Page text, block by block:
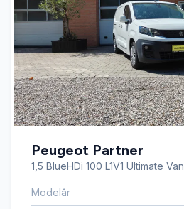
Højdejusterbare forsæder
Kørecomputer
Lygtevasker
Læderrat
Parkeringssensor bagved
Peugeot Partner
1,5 BlueHDi 100 L1V1 Ultimate Van
Modelår